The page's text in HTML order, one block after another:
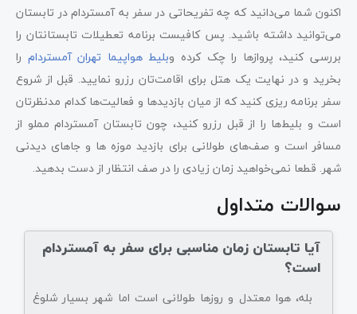
اکنون شما می‌دانید که چه تفریحاتی در سفر به آمستردام در تابستان
می‌توانید داشته باشید. پس کافیست برنامه تعطیلات تابستانتان را
بررسی کنید، پروازها را چک کرده وبلیط هواپیما تهران آمستردام را
بخرید و در نهایت یک هتل برای اقامت‌تان رزرو نمایید. قبل از شروع
سفر برنامه ریزی کنید که از میان بازدیدها و فعالیت‌ها کدام مدنظرتان
است و بلیط‌ها را از قبل رزرو کنید، چون تابستان آمستردام مملو از
مسافر است و صف‌های طولانی برای بازدید موزه ها و جاهای دیدنی
شهر. قطعا نمی‌خواهید زمان زیادی را در صف انتظار از دست بدهید.
سوالات متداول
آیا تابستان زمان مناسبی برای سفر به آمستردام
است؟
بله، هوا معتدل و روزها طولانی است اما شهر بسیار شلوغ